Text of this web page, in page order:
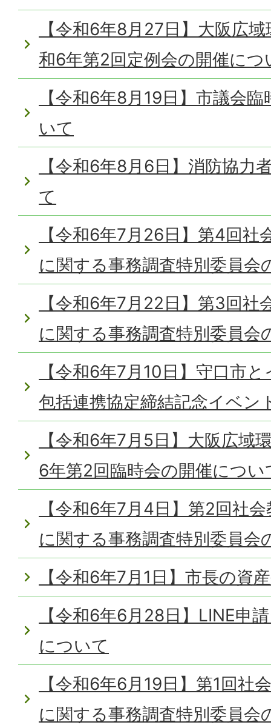
【令和6年8月27日】大阪広
和6年第2回定例会の開催につ
【令和6年8月19日】市議会
いて
【令和6年8月6日】消防協力
て
【令和6年7月26日】第4回社
に関する事務調査特別委員会
【令和6年7月22日】第3回社
に関する事務調査特別委員会
【令和6年7月10日】守口市
包括連携協定締結記念イベン
【令和6年7月5日】大阪広域
6年第2回臨時会の開催につい
【令和6年7月4日】第2回社
に関する事務調査特別委員会
【令和6年7月1日】市長の資
【令和6年6月28日】LINE申
について
【令和6年6月19日】第1回社
に関する事務調査特別委員会